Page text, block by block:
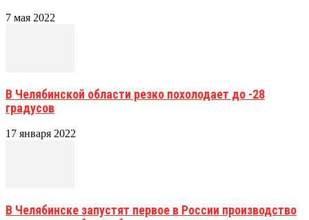
7 мая 2022
В Челябинской области резко похолодает до -28
градусов
17 января 2022
В Челябинске запустят первое в России производство